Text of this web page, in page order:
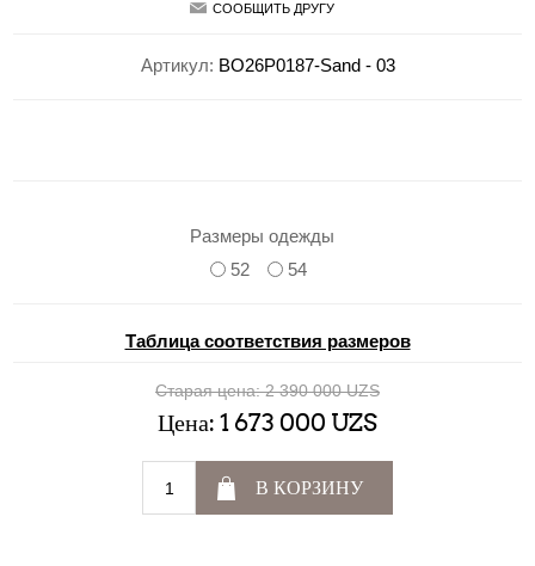
СООБЩИТЬ ДРУГУ
Артикул: BO26P0187-Sand - 03
Размеры одежды
52
54
Таблица соответствия размеров
Старая цена: 2 390 000 UZS
Цена: 1 673 000 UZS
В КОРЗИНУ